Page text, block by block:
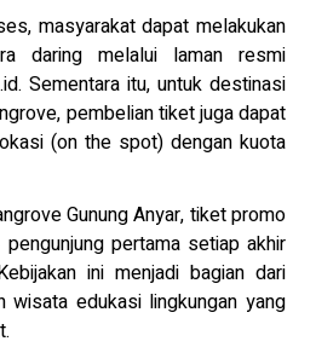
masyarakat dapat melakukan
daring melalui laman resmi
Sementara itu, untuk destinasi
pembelian tiket juga dapat
(on the spot) dengan kuota
Gunung Anyar, tiket promo
pertama setiap akhir
ini menjadi bagian dari
wisata edukasi lingkungan yang